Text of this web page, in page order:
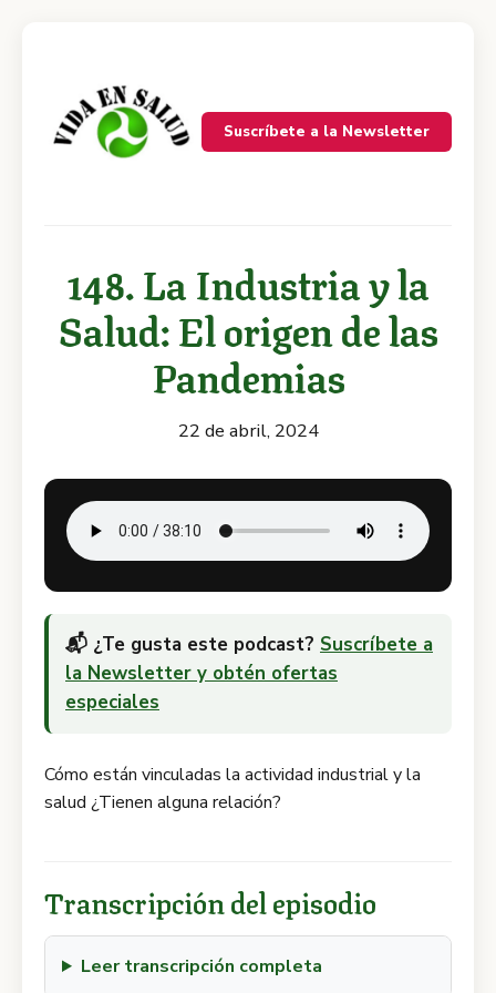
Suscríbete a la Newsletter
148. La Industria y la
Salud: El origen de las
Pandemias
22 de abril, 2024
📬 ¿Te gusta este podcast? Suscríbete a
la Newsletter y obtén ofertas
especiales
Cómo están vinculadas la actividad industrial y la
salud ¿Tienen alguna relación?
Transcripción del episodio
Leer transcripción completa